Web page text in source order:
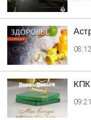
08:12
КПК
09:21